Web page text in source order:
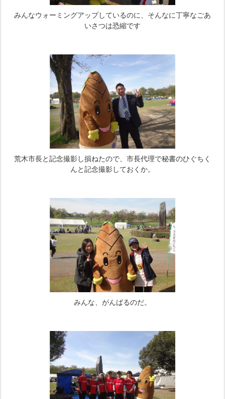
みんなウォーミングアップしているのに、そんなに丁寧なごあ
いさつは恐縮です
荒木市長と記念撮影し損ねたので、市長代理で秘書のひぐちく
んと記念撮影しておくか。
みんな、がんばるのだ。